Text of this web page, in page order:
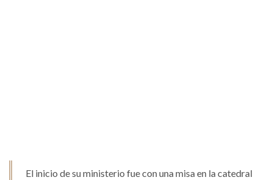
El inicio de su ministerio fue con una misa en la catedral